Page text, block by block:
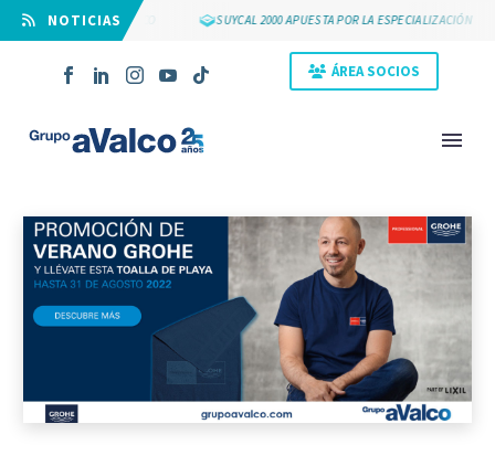
⠀NOTICIAS
25 AÑOS DE GRUPO AVALCO SUYCAL 2000 APUESTA POR LA ESPECIALIZACIÓN
ÁREA SOCIOS